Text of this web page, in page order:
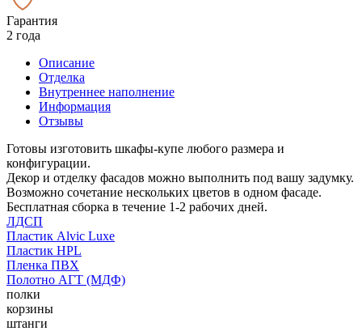
Гарантия
2 года
Описание
Отделка
Внутреннее наполнение
Информация
Отзывы
Готовы изготовить шкафы-купе любого размера и
конфигурации.
Декор и отделку фасадов можно выполнить под вашу задумку.
Возможно сочетание нескольких цветов в одном фасаде.
Бесплатная сборка в течение 1-2 рабочих дней.
ЛДСП
Пластик Alvic Luxe
Пластик HPL
Пленка ПВХ
Полотно АГТ (МДФ)
полки
корзины
штанги